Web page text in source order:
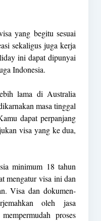
yang begitu sesuai
sekaligus juga kerja
ini dapat dipunyai
Indonesia.
lama di Australia
masa tinggal
dapat perpanjang
visa yang ke dua,
minimum 18 tahun
mengatur visa ini dan
Visa dan dokumen-
oleh jasa
proses